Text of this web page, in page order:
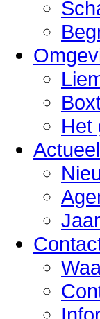
Het
Actueel